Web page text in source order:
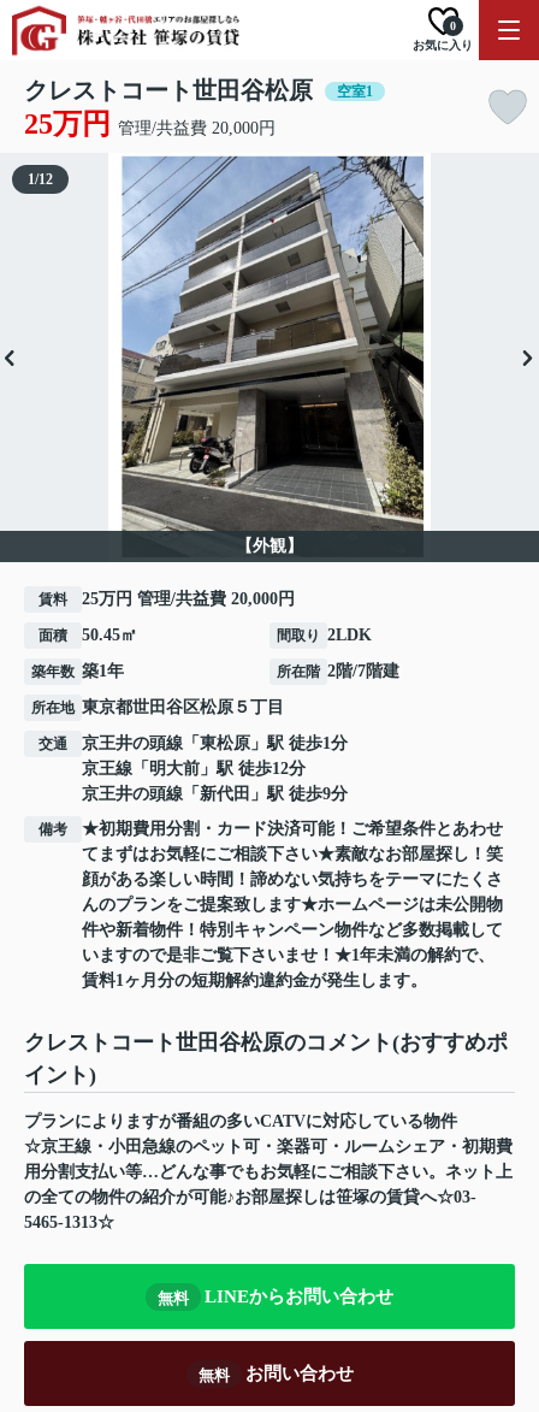
お気に入り
0
クレストコート世田谷松原 空室1
25万円 管理/共益費 20,000円
【外観】
1/12
賃料 25万円 管理/共益費 20,000円
面積 50.45㎡ 間取り 2LDK
築年数 築1年 所在階 2階/7階建
所在地 東京都世田谷区松原 ５丁目
交通 京王井の頭線 「 東松原 」駅 徒歩1分
京王線 「 明大前 」駅 徒歩12分
京王井の頭線 「 新代田 」駅 徒歩9分
備考
★初期費用分割・カード決済可能！ご希望条件とあわせ
てまずはお気軽にご相談下さい★素敵なお部屋探し！笑
顔がある楽しい時間！諦めない気持ちをテーマにたくさ
んのプランをご提案致します★ホームページは未公開物
件や新着物件！特別キャンペーン物件など多数掲載して
いますので是非ご覧下さいませ！★1年未満の解約で、
賃料1ヶ月分の短期解約違約金が発生します。
クレストコート世田谷松原のコメント(おすすめポ
イント)
プランによりますが番組の多いCATVに対応している物件
☆京王線・小田急線のペット可・楽器可・ルームシェア・初期費
用分割支払い等…どんな事でもお気軽にご相談下さい。ネット上
の全ての物件の紹介が可能♪お部屋探しは笹塚の賃貸へ☆03-
5465-1313☆
無料 LINEからお問い合わせ
無料 お問い合わせ